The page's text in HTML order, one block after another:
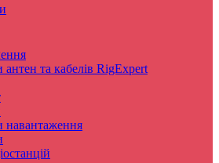
антен та кабелів RigExpert
навантаження